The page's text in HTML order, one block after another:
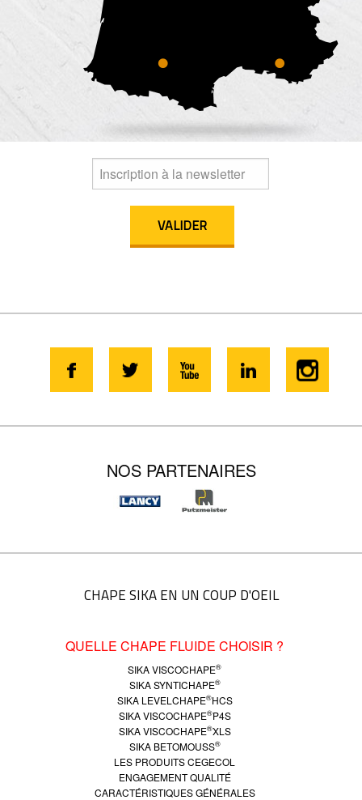
NOS PARTENAIRES
CHAPE SIKA EN UN COUP D'OEIL
QUELLE CHAPE FLUIDE CHOISIR ?
SIKA VISCOCHAPE®
SIKA SYNTICHAPE®
SIKA LEVELCHAPE®HCS
SIKA VISCOCHAPE®P4S
SIKA VISCOCHAPE®XLS
SIKA BETOMOUSS®
LES PRODUITS CEGECOL
ENGAGEMENT QUALITÉ
CARACTÉRISTIQUES GÉNÉRALES